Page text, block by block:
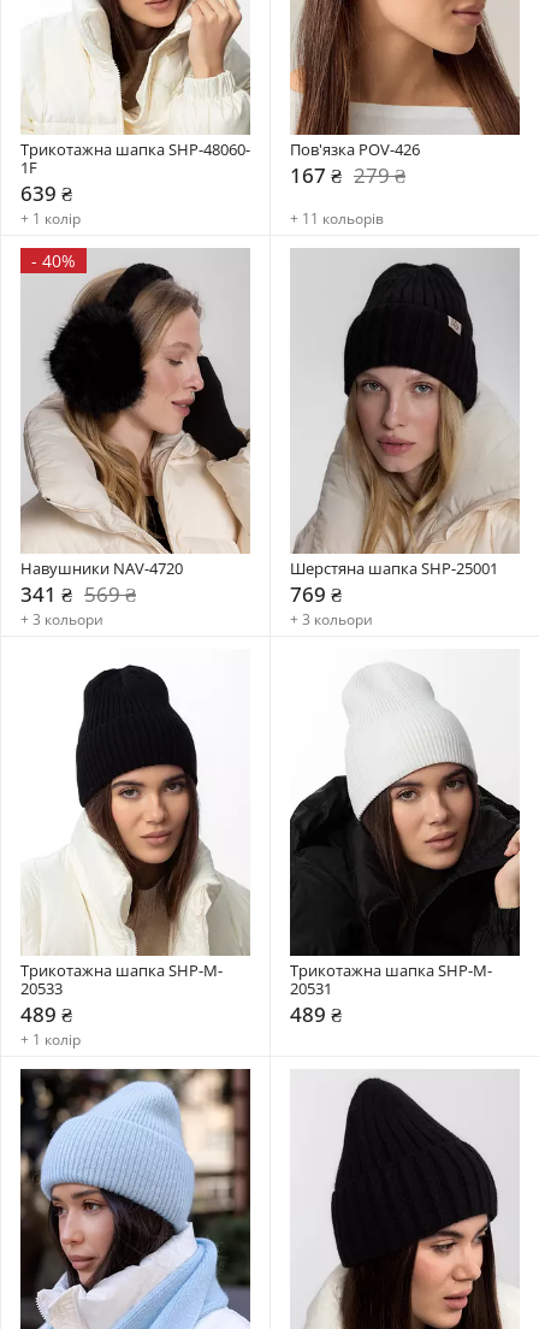
Трикотажна шапка SHP-48060-
1F
639 ₴
+ 1 колір
Пов'язка POV-426
167 ₴ 279 ₴
+ 11 кольорів
- 40%
Навушники NAV-4720
341 ₴ 569 ₴
+ 3 кольори
Шерстяна шапка SHP-25001
769 ₴
+ 3 кольори
Трикотажна шапка SHP-M-
20533
489 ₴
+ 1 колір
Трикотажна шапка SHP-M-
20531
489 ₴